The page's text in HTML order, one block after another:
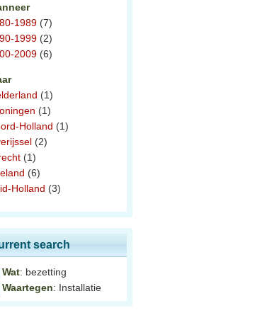
1989 (7)
1999 (2)
2009 (6)
(1)
(1)
Holland (1)
(2)
(1)
(6)
Holland (3)
search
Wat: bezetting
Waartegen: Installatie